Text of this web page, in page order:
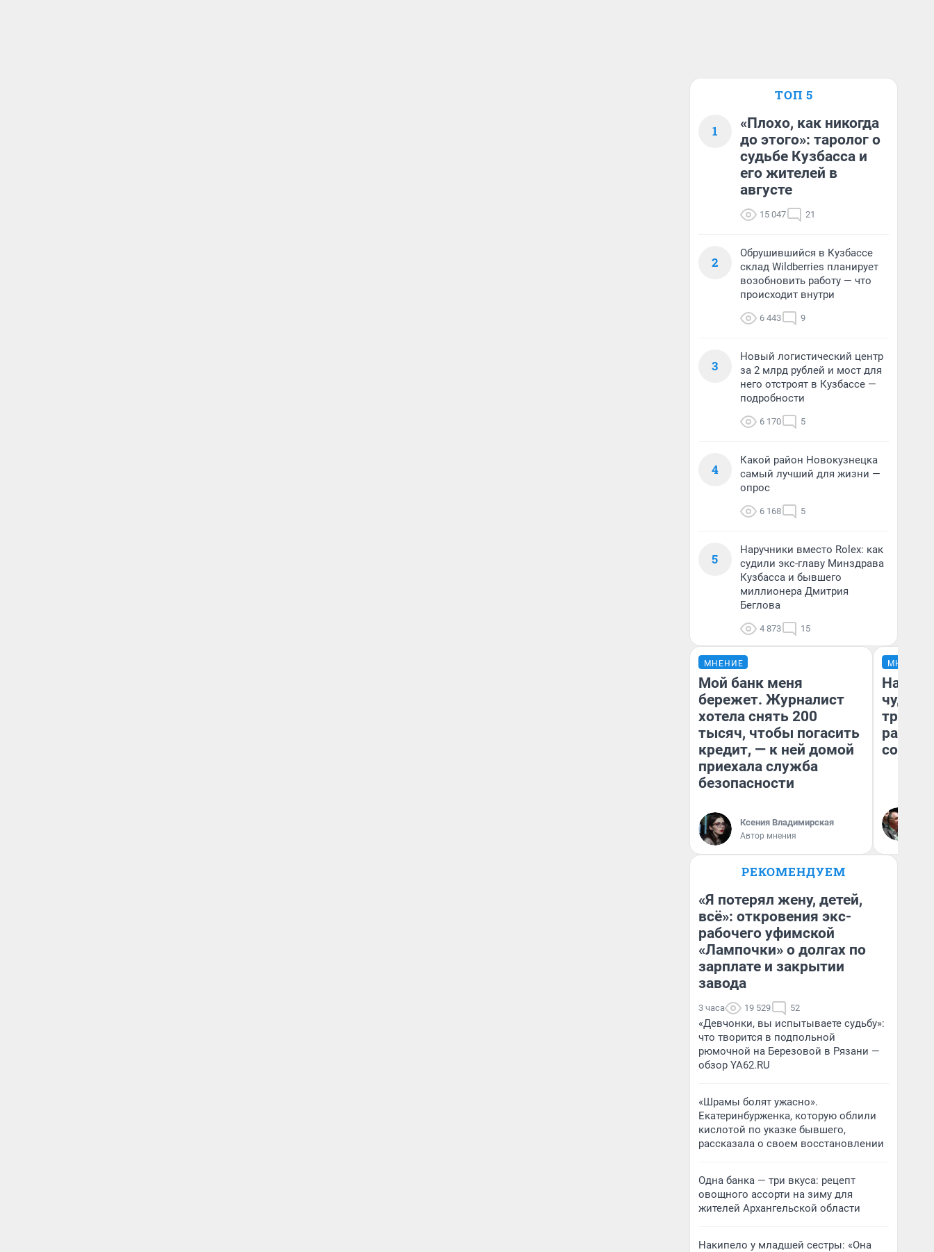
ТОП 5
1
«Плохо, как никогда
до этого»: таролог о
судьбе Кузбасса и
его жителей в
августе
15 047 21
2
Обрушившийся в Кузбассе
склад Wildberries планирует
возобновить работу — что
происходит внутри
6 443 9
3
Новый логистический центр
за 2 млрд рублей и мост для
него отстроят в Кузбассе —
подробности
6 170 5
4
Какой район Новокузнецка
самый лучший для жизни —
опрос
6 168 5
5
Наручники вместо Rolex: как
судили экс-главу Минздрава
Кузбасса и бывшего
миллионера Дмитрия
Беглова
4 873 15
МНЕНИЕ
Мой банк меня
бережет. Журналист
хотела снять 200
тысяч, чтобы погасить
кредит, — к ней домой
приехала служба
безопасности
Ксения Владимирская
Автор мнения
МНЕНИЕ
чудом
РЕКОМЕНДУЕМ
«Я потерял жену, детей,
всё»: откровения экс-
рабочего уфимской
«Лампочки» о долгах по
зарплате и закрытии
завода
3 часа 19 529 52
«Девчонки, вы испытываете судьбу»:
что творится в подпольной
рюмочной на Березовой в Рязани —
обзор YA62.RU
«Шрамы болят ужасно».
Екатеринбурженка, которую облили
кислотой по указке бывшего,
рассказала о своем восстановлении
Одна банка — три вкуса: рецепт
овощного ассорти на зиму для
жителей Архангельской области
Накипело у младшей сестры: «Она